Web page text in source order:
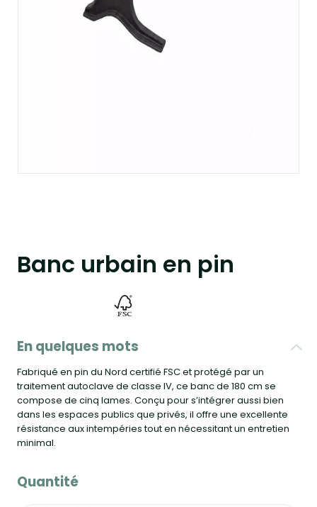
Banc urbain en pin
En quelques mots
Fabriqué en pin du Nord certifié FSC et protégé par un
traitement autoclave de classe IV, ce banc de 180 cm se
compose de cinq lames. Conçu pour s’intégrer aussi bien
dans les espaces publics que privés, il offre une excellente
résistance aux intempéries tout en nécessitant un entretien
minimal.
Quantité